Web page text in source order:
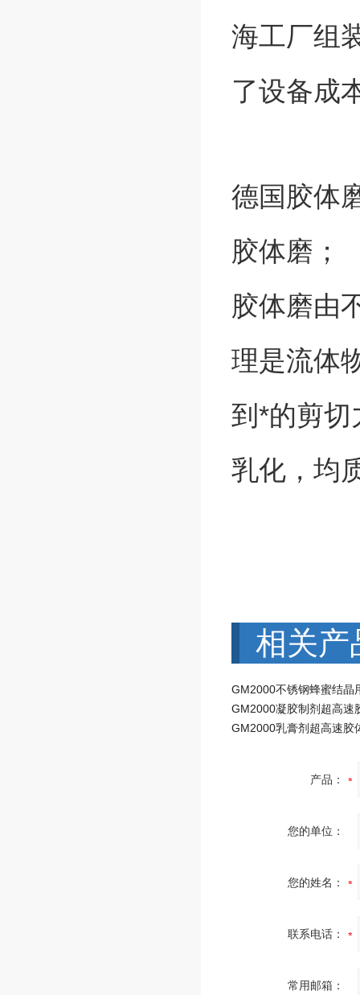
海工厂组
了设备成
德国胶体
胶体磨；
胶体磨由
理是流体
到*的剪
乳化，均
相关产
GM2000凝胶制剂超高速
GM2000乳膏剂超高速胶
产品：
您的单位：
您的姓名：
联系电话：
常用邮箱：